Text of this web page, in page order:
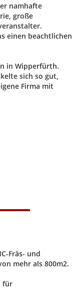
namhafte
große
einen beachtlichen
in Wipperfürth.
sich so gut,
Firma mit
Fräs- und
mehr als 800m2.
für